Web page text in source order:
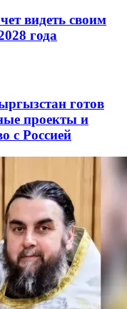
видеть своим
года
готов
проекты и
с Россией